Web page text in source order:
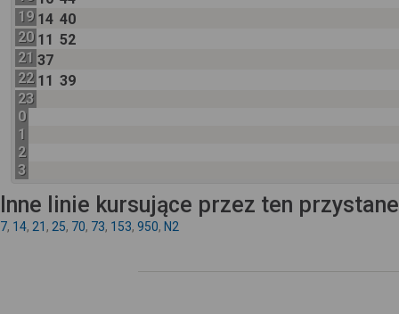
19 14 40
20 11 52
21 37
22 11 39
23
0
1
2
3
Inne linie kursujące przez ten
7, 14, 21 , 25, 70, 73, 153, 950, N2